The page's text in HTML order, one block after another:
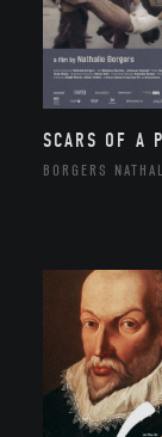
SCARS OF A
BORGERS